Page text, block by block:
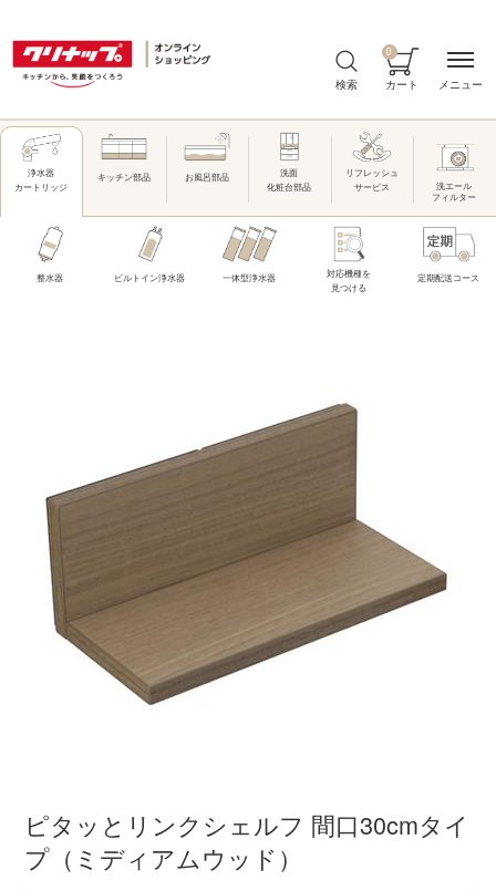
検索 カート
0
浄水器
カートリッジ
キッチン部品 お風呂部品
洗面
化粧台部品
リフレッシュ
サービス
洗エール
フィルター
整水器 ビルトイン浄水器 一体型浄水器
対応機種を
見つける
定期配送コース
ピタッとリンクシェルフ 間口30cmタイ
プ（ミディアムウッド）
メニュー